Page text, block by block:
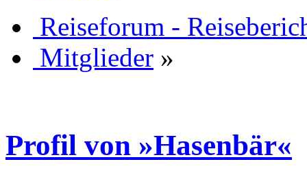
Reiseforum -
Mitglieder »
Profil von »Hasenbär«